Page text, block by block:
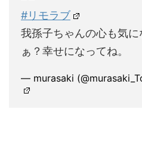
#リモラブ
我孫子ちゃんの心も気
ぁ？幸せになってね。
— murasaki